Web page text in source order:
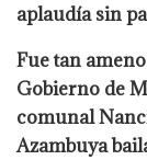
aplaudía sin
Fue tan
Gobierno de
comunal
Azambuya